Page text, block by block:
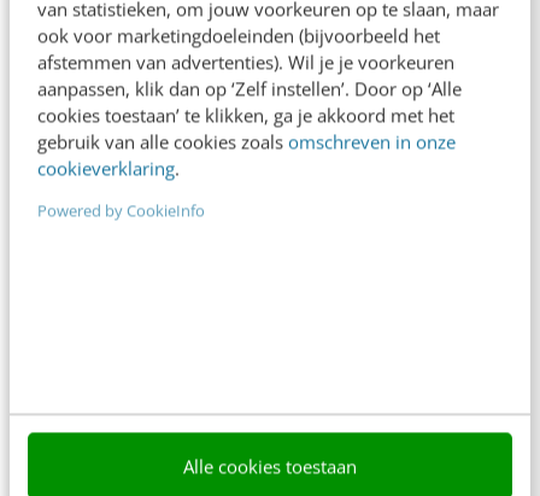
van statistieken, om jouw voorkeuren op te slaan, maar
ook voor marketingdoeleinden (bijvoorbeeld het
afstemmen van advertenties). Wil je je voorkeuren
aanpassen, klik dan op ‘Zelf instellen’. Door op ‘Alle
cookies toestaan’ te klikken, ga je akkoord met het
gebruik van alle cookies zoals omschreven in onze
cookieverklaring.
Powered by CookieInfo
Alle cookies toestaan
Contact Redactie
redactie@frankwatching.com
Frankwatching